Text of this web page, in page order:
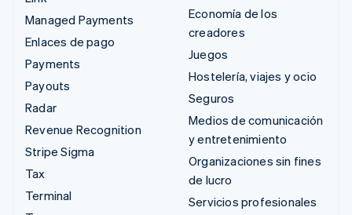
Managed Payments
Enlaces de pago
Payments
Payouts
Radar
Revenue Recognition
Stripe Sigma
Tax
Terminal
Economía de los
creadores
Juegos
Hostelería, viajes y ocio
Seguros
Medios de comunicación
y entretenimiento
Organizaciones sin fines
de lucro
Servicios profesionales